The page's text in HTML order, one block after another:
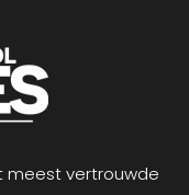
meest vertrouwde